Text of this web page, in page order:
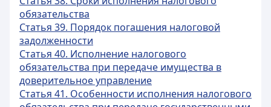
обязательства
Статья 39. Порядок погашения налоговой
задолженности
Статья 40. Исполнение налогового
обязательства при передаче имущества в
доверительное управление
Статья 41. Особенности исполнения налогового